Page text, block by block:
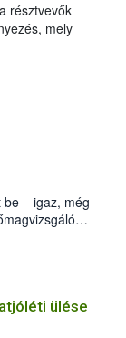
résztvevők
mely
– igaz, még
Győző által
ülése